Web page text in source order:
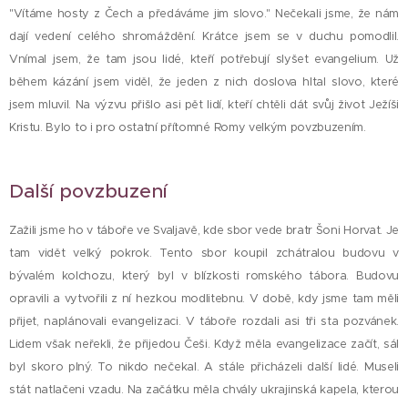
"Vítáme hosty z Čech a předáváme jim slovo." Nečekali jsme, že nám
dají vedení celého shromáždění. Krátce jsem se v duchu pomodlil.
Vnímal jsem, že tam jsou lidé, kteří potřebují slyšet evangelium. Už
během kázání jsem viděl, že jeden z nich doslova hltal slovo, které
jsem mluvil. Na výzvu přišlo asi pět lidí, kteří chtěli dát svůj život Ježíši
Kristu. Bylo to i pro ostatní přítomné Romy velkým povzbuzením.
Další povzbuzení
Zažili jsme ho v táboře ve Svaljavě, kde sbor vede bratr Šoni Horvat. Je
tam vidět velký pokrok. Tento sbor koupil zchátralou budovu v
bývalém kolchozu, který byl v blízkosti romského tábora. Budovu
opravili a vytvořili z ní hezkou modlitebnu. V době, kdy jsme tam měli
přijet, naplánovali evangelizaci. V táboře rozdali asi tři sta pozvánek.
Lidem však neřekli, že přijedou Češi. Když měla evangelizace začít, sál
byl skoro plný. To nikdo nečekal. A stále přicházeli další lidé. Museli
stát natlačeni vzadu. Na začátku měla chvály ukrajinská kapela, kterou